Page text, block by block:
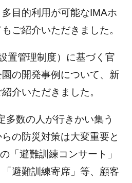
目的利用が可能なIMAホ
ご紹介いただきました。
置管理制度）に基づく官
の開発事例について、新
介いただきました。
多数の人が行きかい集う
の防災対策は大変重要と
「避難訓練コンサート」
「避難訓練寄席」等、顧客